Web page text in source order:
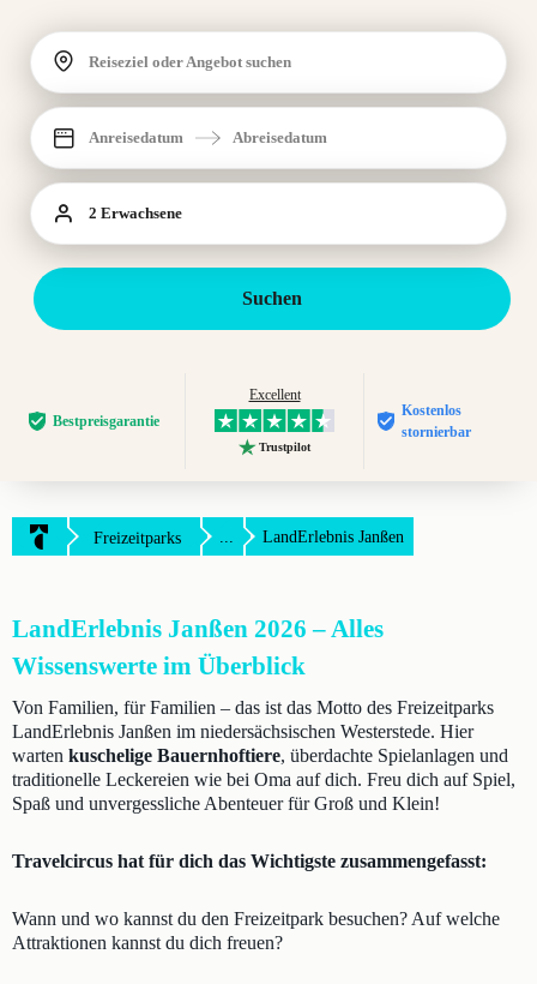
Reiseziel oder Angebot suchen
Anreisedatum Abreisedatum
2 Erwachsene
Suchen
Bestpreis­garantie
Excellent
Trustpilot
Kostenlos
stornierbar
Freizeitparks ... LandErlebnis Janßen
LandErlebnis Janßen 2026 – Alles
Wissenswerte im Überblick
Von Familien, für Familien – das ist das Motto des Freizeitparks
LandErlebnis Janßen im niedersächsischen Westerstede. Hier
warten kuschelige Bauernhoftiere, überdachte Spielanlagen und
traditionelle Leckereien wie bei Oma auf dich. Freu dich auf Spiel,
Spaß und unvergessliche Abenteuer für Groß und Klein!
Travelcircus hat für dich das Wichtigste zusammengefasst:
Wann und wo kannst du den Freizeitpark besuchen? Auf welche
Attraktionen kannst du dich freuen?